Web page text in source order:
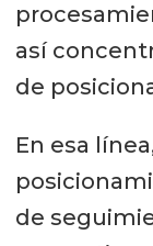
así
de
En esa
de